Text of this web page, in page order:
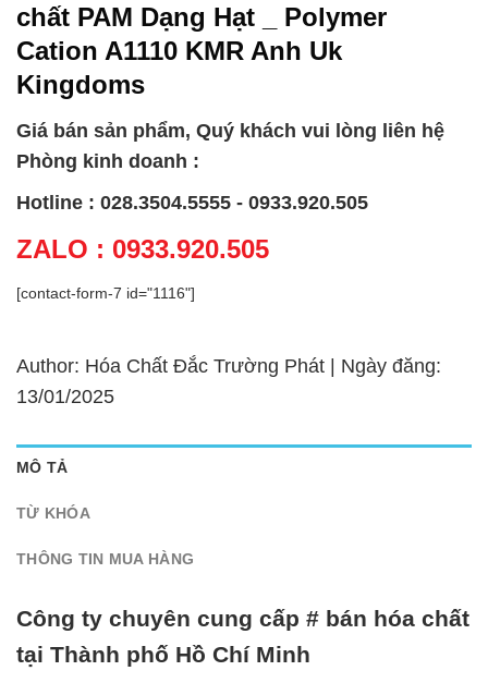
chất PAM Dạng Hạt _ Polymer
Cation A1110 KMR Anh Uk
Kingdoms
Giá bán sản phẩm, Quý khách vui lòng liên hệ
Phòng kinh doanh :
Hotline : 028.3504.5555 - 0933.920.505
ZALO : 0933.920.505
[contact-form-7 id="1116"]
Author: Hóa Chất Đắc Trường Phát | Ngày đăng:
13/01/2025
MÔ TẢ
TỪ KHÓA
THÔNG TIN MUA HÀNG
Công ty chuyên cung cấp # bán hóa chất
tại Thành phố Hồ Chí Minh